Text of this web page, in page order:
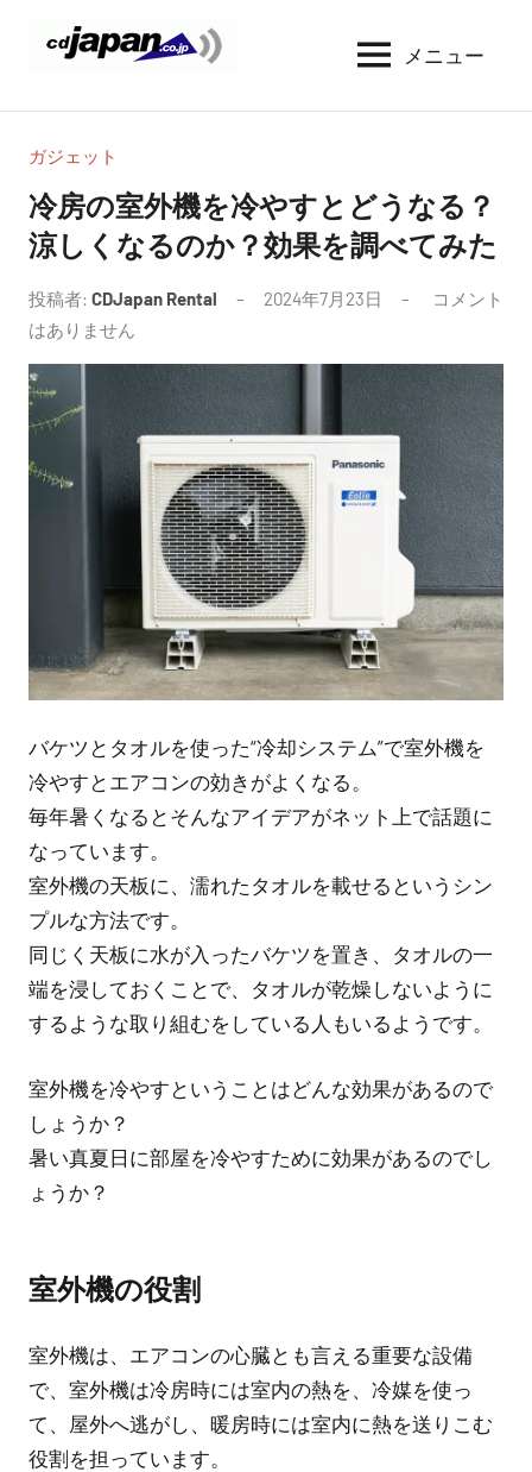
ン
CDJapan
Rental
レ
ン
タ
ル
情
報
考
メニュー
ガジェット
冷房の室外機を冷やすとどうなる？
涼しくなるのか？効果を調べてみた
投稿者: CDJapan Rental 2024年7月23日
コメント
はありません
バケツとタオルを使った“冷却システム”で室外機を
冷やすとエアコンの効きがよくなる。
毎年暑くなるとそんなアイデアがネット上で話題に
なっています。
室外機の天板に、濡れたタオルを載せるというシン
プルな方法です。
同じく天板に水が入ったバケツを置き、タオルの一
端を浸しておくことで、タオルが乾燥しないように
するような取り組むをしている人もいるようです。
室外機を冷やすということはどんな効果があるので
しょうか？
暑い真夏日に部屋を冷やすために効果があるのでし
ょうか？
室外機の役割
室外機は、エアコンの心臓とも言える重要な設備
で、室外機は冷房時には室内の熱を、冷媒を使っ
て、屋外へ逃がし、暖房時には室内に熱を送りこむ
役割を担っています。